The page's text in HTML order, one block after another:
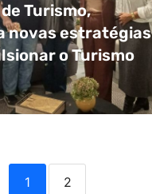
Turismo,
novas estratégias
o Turismo
1 2